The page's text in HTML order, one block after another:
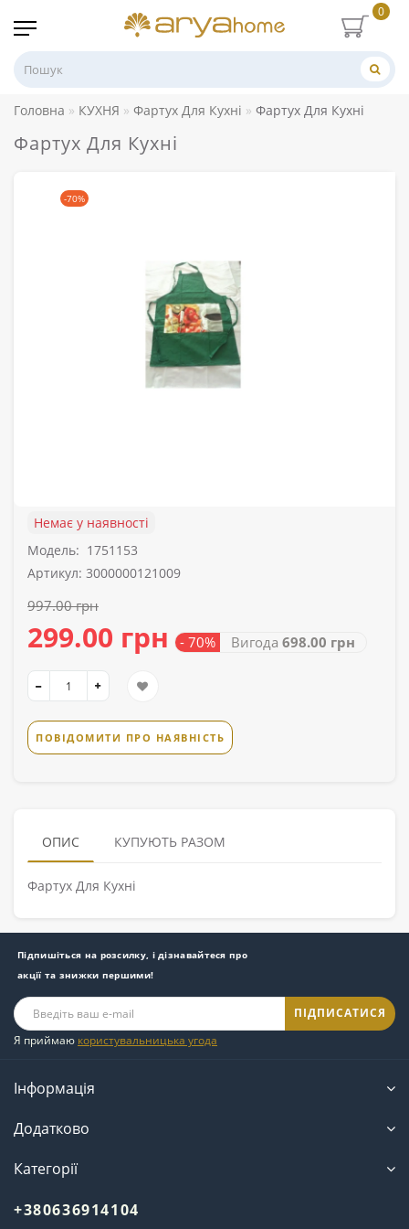
0
Головна КУХНЯ Фартух Для Кухні Фартух Для Кухні
Фартух Для Кухні
-70%
Немає у наявності
Модель: 1751153
Артикул: 3000000121009
997.00 грн
299.00 грн - 70% Вигода 698.00 грн
ПОВІДОМИТИ ПРО НАЯВНІСТЬ
ОПИС КУПУЮТЬ РАЗОМ
Фартух Для Кухні
Підпишіться на розсилку, і дізнавайтеся про
акції та знижки першими!
ПІДПИСАТИСЯ
Я приймаю користувальницька угода
Інформація
Додатково
Категорії
+380636914104